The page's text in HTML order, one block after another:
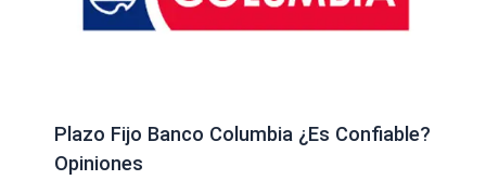
Plazo Fijo Banco Columbia ¿Es Confiable?
Opiniones